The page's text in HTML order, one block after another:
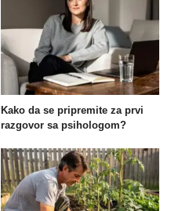
Kako da se pripremite za prvi
razgovor sa psihologom?